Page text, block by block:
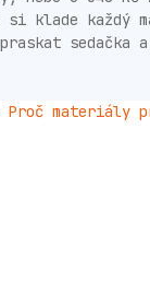
si klade každý
praskat sedačka